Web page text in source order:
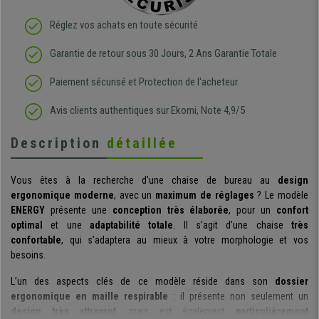
Réglez vos achats en toute sécurité
Garantie de retour sous 30 Jours, 2 Ans Garantie Totale
Paiement sécurisé et Protection de l'acheteur
Avis clients authentiques sur Ekomi, Note 4,9/5
Description détaillée
Vous êtes à la recherche d’une chaise de bureau au design
ergonomique moderne, avec un maximum de réglages? Le modèle
ENERGY présente une conception très élaborée, pour un confort
optimal
et une adaptabilité totale. Il s’agit d’une chaisetrès
confortable, qui s’adaptera au mieux à votre morphologie et vos
besoins.
L’un des aspects clés de ce modèle réside dans son dossier
ergonomique en maille respirable : il présente non seulement un
design très attrayant , mais est également particulièrement